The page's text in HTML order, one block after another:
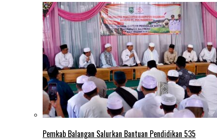
Pemkab Balangan Salurkan Bantuan Pendidikan 535